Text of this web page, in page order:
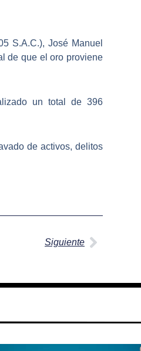
S.A.C.), José Manuel
de que el oro proviene
un total de 396
de activos, delitos
Siguiente